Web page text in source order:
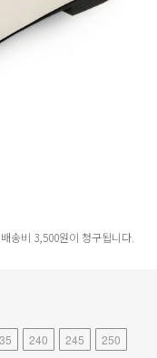
송비 3,500원이 청구됩니다.
240 245
250